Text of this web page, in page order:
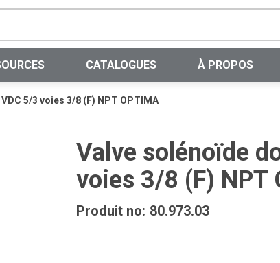
CATALOGUES À PROPOS
5/3 voies 3/8 (F) NPT OPTIMA
Valve solénoïde
voies 3/8 (F) NPT
Produit no: 80.973.03